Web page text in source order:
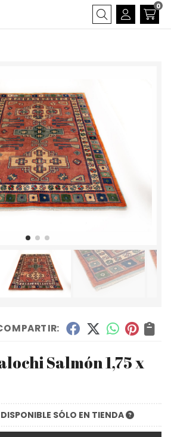
Buscar
0
Salmón 1,75 x
DISPONIBLE SÓLO EN TIENDA